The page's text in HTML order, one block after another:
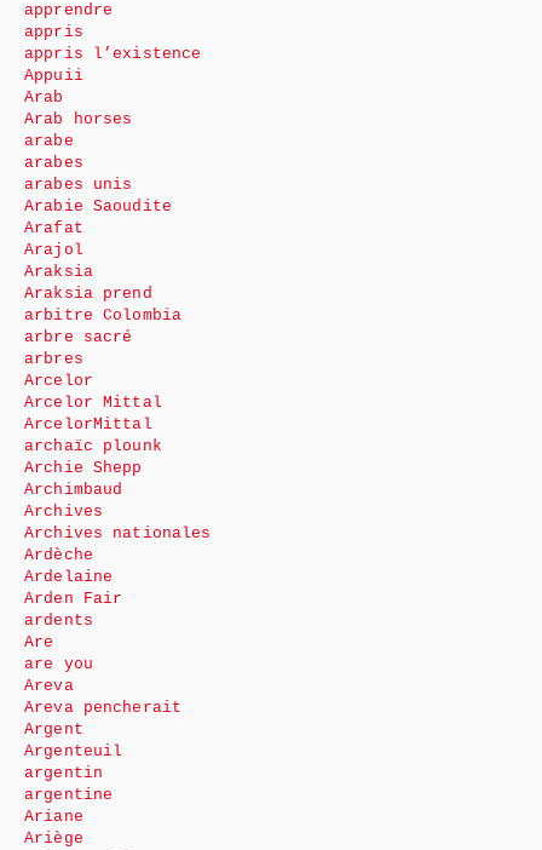
apprendre
appris
appris l’existence
Appuii
Arab
Arab horses
arabe
arabes
arabes unis
Arabie Saoudite
Arafat
Arajol
Araksia
Araksia prend
arbitre Colombia
arbre sacré
arbres
Arcelor
Arcelor Mittal
ArcelorMittal
archaïc plounk
Archie Shepp
Archimbaud
Archives
Archives nationales
Ardèche
Ardelaine
Arden Fair
ardents
Are
are you
Areva
Areva pencherait
Argent
Argenteuil
argentin
argentine
Ariane
Ariège